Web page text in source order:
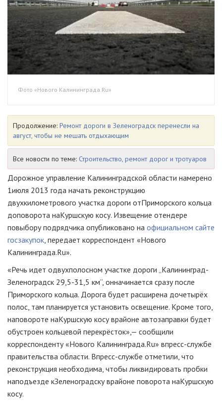
Фото «Нового Калининграда.Ru»
Продолжение: Ремонт дороги в Зеленоградск перенесли на
август, чтобы не мешать отдыхающим
Все новости по теме: Строительство, ремонт дорог и тротуаров
Дорожное управление Калининградской области намерено
1июля 2013 года начать реконструкцию
двухкилометрового участка дороги отПриморского кольца
доповорота наКуршскую косу. Извещение отендере
повыбору подрядчика опубликовано на официальном сайте
госзакупок, передает корреспондент «Нового
Калининграда.Ru».
«Речь идет одвухполосном участке дороги „Калининград-
Зеленоградск 29,5-31,5 км“, онначинается сразу после
Приморского кольца. Дорога будет расширена дочетырёх
полос, там планируется установить освещение. Кроме того,
наповороте наКуршскую косу врайоне автозаправки будет
обустроен кольцевой перекрёсток»,— сообщили
корреспонденту «Нового Калининграда.Ru» впресс-службе
правительства области. Впресс-службе отметили, что
реконструкция необходима, чтобы ликвидировать пробки
наподъезде кЗеленоградску врайоне поворота наКуршскую
косу.